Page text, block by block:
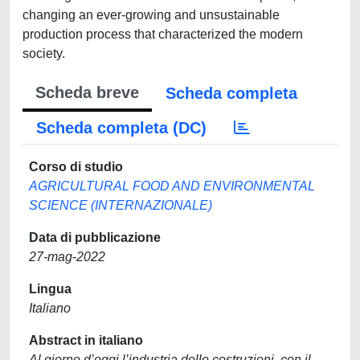
changing an ever-growing and unsustainable
production process that characterized the modern
society.
Scheda breve
Scheda completa
Scheda completa (DC)
Corso di studio
AGRICULTURAL FOOD AND ENVIRONMENTAL
SCIENCE (INTERNAZIONALE)
Data di pubblicazione
27-mag-2022
Lingua
Italiano
Abstract in italiano